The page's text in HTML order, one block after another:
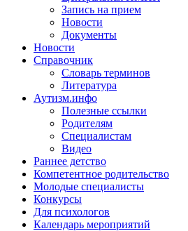
Запись на прием
Новости
Документы
Новости
Справочник
Словарь терминов
Литература
Аутизм.инфо
Полезные ссылки
Родителям
Специалистам
Видео
Раннее детство
Компетентное родительство
Молодые специалисты
Конкурсы
Для психологов
Календарь мероприятий